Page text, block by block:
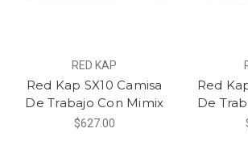
RED KAP
Red Kap SX10 Camisa
De Trabajo Con Mimix
$627.00
Red
De